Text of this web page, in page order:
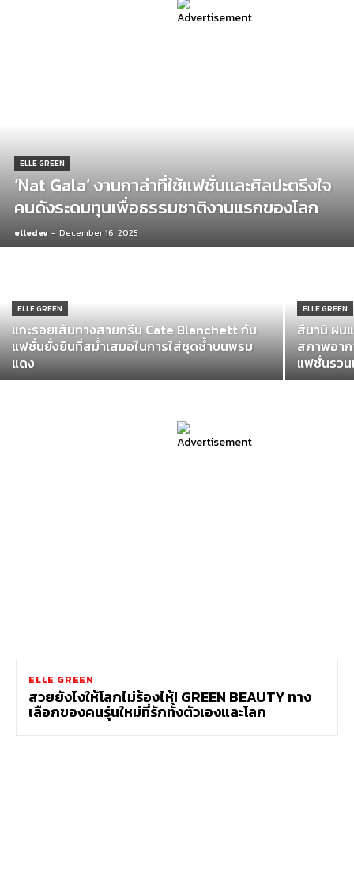
ELLE GREEN
‘Nat Gala’ งานกาล่าที่ใช้แฟชั่นและศิลปะตรึงใจ
คนดังระดมทุนเพื่อธรรมชาติงานแรกของโลก
elledev - December 16, 2025
ELLE GREEN
แกะรอยเส้นทางสายกรีน Cate Blanchett กับ
แฟชั่นยั่งยืนที่สม่ำเสมอในการใส่ชุดซ้ำบนพรม
แดง
ELLE GREEN
สึนามิ ฝน
สภาพอาก
แฟชั่นรว
ELLE GREEN
สวยยังไงให้โลกไม่ร้องไห้! GREEN BEAUTY ทาง
เลือกของคนรุ่นใหม่ที่รักทั้งตัวเองและโลก